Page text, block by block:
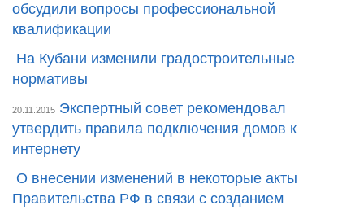
обсудили вопросы профессиональной
квалификации
На Кубани изменили градостроительные
нормативы
20.11.2015 Экспертный совет рекомендовал
утвердить правила подключения домов к
интернету
О внесении изменений в некоторые акты
Правительства РФ в связи с созданием